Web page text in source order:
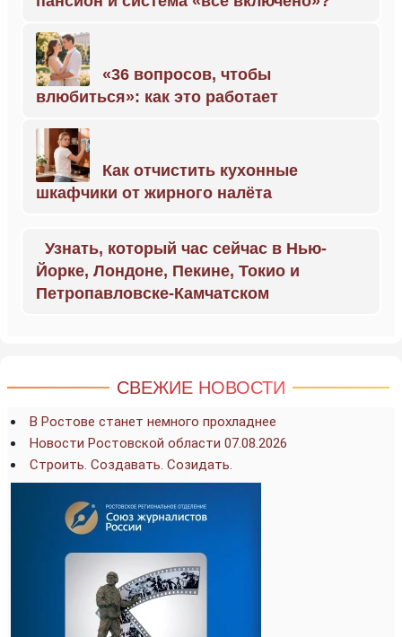
«36 вопросов, чтобы
влюбиться»: как это работает
Как отчистить кухонные
шкафчики от жирного налёта
Узнать, который час сейчас в Нью-
Йорке, Лондоне, Пекине, Токио и
Петропавловске-Камчатском
СВЕЖИЕ НОВОСТИ
В Ростове станет немного прохладнее
Новости Ростовской области 07.08.2026
Строить. Создавать. Созидать.